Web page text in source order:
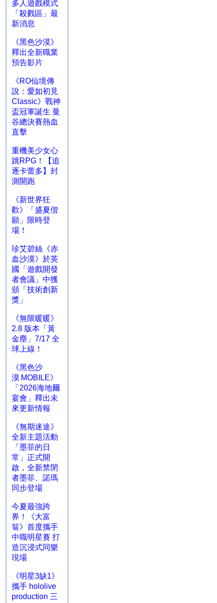
多人遊戲模式
「殺戮區」最
新消息
《黑色沙漠》
釋出全新職業
預告影片
《RO仙境傳
說：愛如初見
Classic》戰神
盃冠軍誕生 曼
谷總決賽熱血
直擊
重機美少女心
跳RPG！【追
逐卡蕾多】封
測開跑
《新世界狂
歡》「盛夏偕
願」限時登
場！
珍艾碧絲《赤
血沙漠》於英
國「遊戲開發
者會議」中獲
頒「技術創新
獎」
《無限暖暖》
2.8 版本「黃
金塵」7/17 全
球上線！
《黑色沙
漠 MOBILE》
「2026海地爾
宴會」釋出未
來更新情報
《無期迷途》
全新主題活動
「墨菲的日
常」正式開
啟，全新禁閉
者墨菲、諾瑪
同步登場
今夏最強跨
界！《大富
翁》首度攜手
中職明星賽 打
造沉浸式同樂
現場
《明星3缺1》
攜手 hololive
production 三